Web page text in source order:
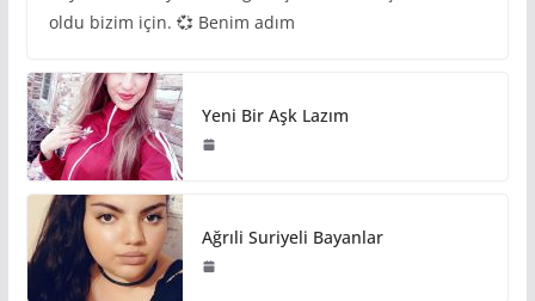
oldu bizim için. 💞 Benim adım
Yeni Bir Aşk Lazım
Ağrıli Suriyeli Bayanlar